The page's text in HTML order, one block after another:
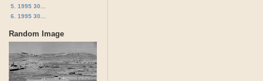
5. 1995 30...
6. 1995 30...
Random Image